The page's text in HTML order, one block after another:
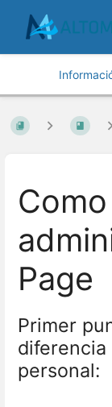
Page
Primer
diferencia
personal: